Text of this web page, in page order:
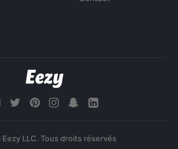
LLC. Tous droits réservés